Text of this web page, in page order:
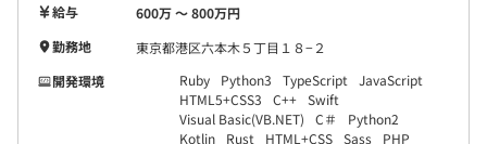
期待感を伝える機会を作っています。
その後も半期毎に面談を行い、それまでの業務内容や成長
を元に評価を行っています。
給与
600万 〜 800万円
勤務地
東京都港区六本木５丁目１８−２
開発環境
Ruby Python3 TypeScript
JavaScript
HTML5+CSS3
C++ Swift
Visual Basic(VB.NET)
C＃
Python2
Kotlin
Rust HTML+CSS Sass
PHP